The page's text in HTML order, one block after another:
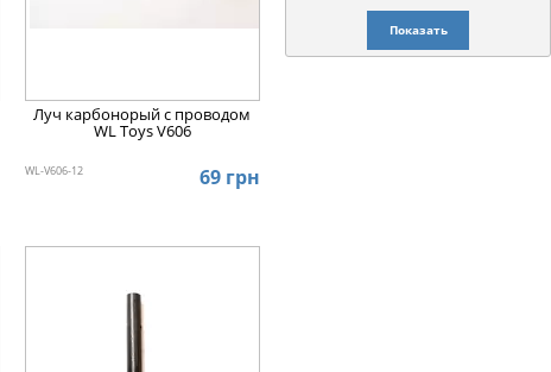
Луч карбонорый с проводом
WL Toys V606
WL-V606-12 69 грн
Показать